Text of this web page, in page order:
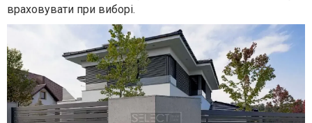
враховувати при виборі.